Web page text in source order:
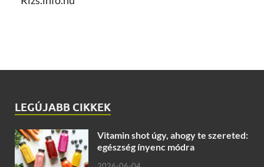
LEGÚJABB CIKKEK
Vitamin shot úgy, ahogy te szereted:
egészség ínyenc módra